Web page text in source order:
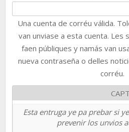
Una cuenta de corréu válida.
van unviase a esta cuenta. Les
faen públiques y namás van
nueva contraseña o delles
corréu.
Esta entruga ye pa prebar si
prevenir los unvios